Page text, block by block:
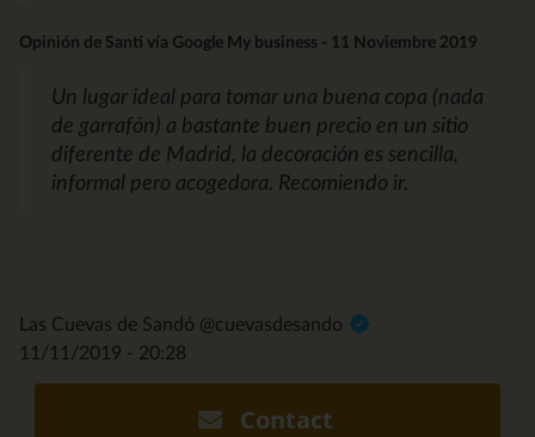
Opinión de Santi vía Google My business - 11 Noviembre 2019
Un lugar ideal para tomar una buena copa (nada
de garrafón) a bastante buen precio en un sitio
diferente de Madrid, la decoración es sencilla,
informal pero acogedora. Recomiendo ir.
Las Cuevas de Sandó @cuevasdesando
11/11/2019 - 20:28
Contact